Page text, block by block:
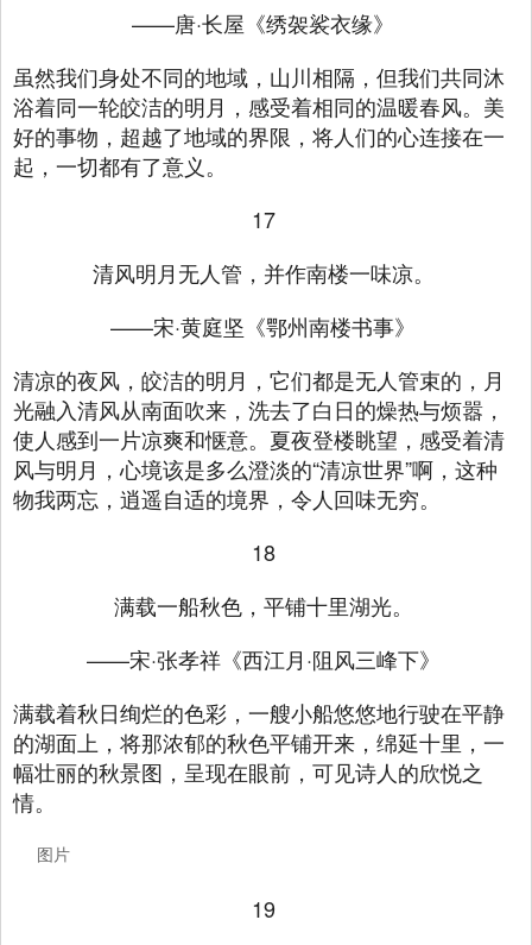
——唐·长屋《绣袈裟衣缘》
虽然我们身处不同的地域，山川相隔，但我们共同沐
浴着同一轮皎洁的明月，感受着相同的温暖春风。美
好的事物，超越了地域的界限，将人们的心连接在一
起，一切都有了意义。
17
清风明月无人管，并作南楼一味凉。
——宋·黄庭坚《鄂州南楼书事》
清凉的夜风，皎洁的明月，它们都是无人管束的，月
光融入清风从南面吹来，洗去了白日的燥热与烦嚣，
使人感到一片凉爽和惬意。夏夜登楼眺望，感受着清
风与明月，心境该是多么澄淡的“清凉世界”啊，这种
物我两忘，逍遥自适的境界，令人回味无穷。
18
满载一船秋色，平铺十里湖光。
——宋·张孝祥《西江月·阻风三峰下》
满载着秋日绚烂的色彩，一艘小船悠悠地行驶在平静
的湖面上，将那浓郁的秋色平铺开来，绵延十里，一
幅壮丽的秋景图，呈现在眼前，可见诗人的欣悦之
情。
图片
19